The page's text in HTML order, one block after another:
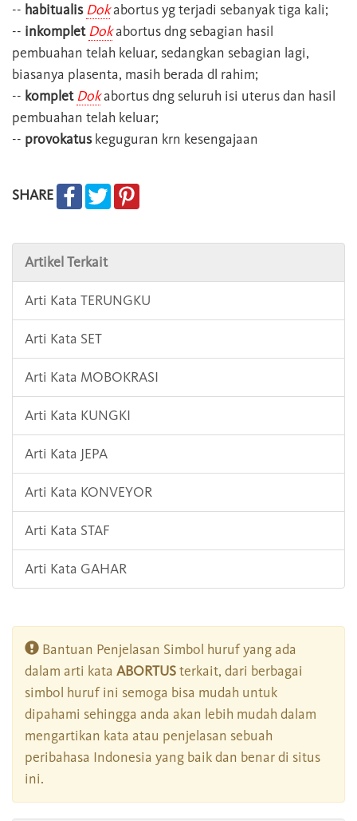
-- habitualis Dokabortus yg terjadi sebanyak tiga kali;
-- inkomplet Dokabortus dng sebagian hasil
pembuahan telah keluar, sedangkan sebagian lagi,
biasanya plasenta, masih berada dl rahim;
-- komplet Dokabortus dng seluruh isi uterus dan hasil
pembuahan telah keluar;
-- provokatuskeguguran krn kesengajaan
SHARE
Artikel Terkait
Arti Kata TERUNGKU
Arti Kata SET
Arti Kata MOBOKRASI
Arti Kata KUNGKI
Arti Kata JEPA
Arti Kata KONVEYOR
Arti Kata STAF
Arti Kata GAHAR
Bantuan Penjelasan Simbol huruf yang ada
dalam arti kata ABORTUSterkait, dari berbagai
simbol huruf ini semoga bisa mudah untuk
dipahami sehingga anda akan lebih mudah dalam
mengartikan kata atau penjelasan sebuah
peribahasa Indonesia yang baik dan benar di situs
ini.